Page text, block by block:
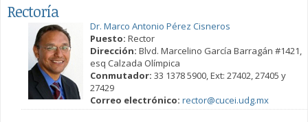
Rectoría
Dr. Marco Antonio Pérez Cisneros
Puesto: Rector
Dirección: Blvd. Marcelino García Barragán #1421,
esq Calzada Olímpica
Conmutador: 33 1378 5900, Ext: 27402, 27405 y
27429
Correo electrónico: rector@cucei.udg.mx